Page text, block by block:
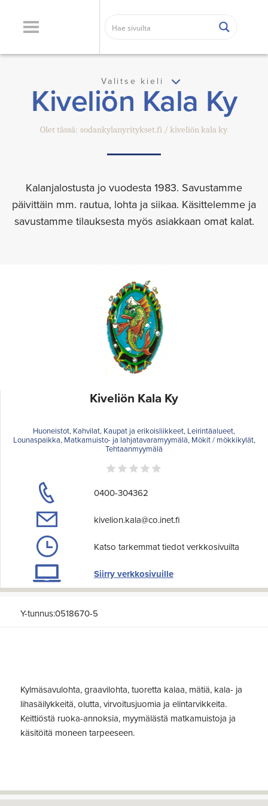
Valitse kieli
Kiveliön Kala Ky
Olet tässä: sodankylanyritykset.fi kiveliön kala ky
Kalanjalostusta jo vuodesta 1983. Savustamme
päivittäin mm. rautua, lohta ja siikaa. Käsittelemme ja
savustamme tilauksesta myös asiakkaan omat kalat.
Kiveliön Kala Ky
Huoneistot, Kahvilat, Kaupat ja erikoisliikkeet, Leirintäalueet,
Lounaspaikka, Matkamuisto- ja lahjatavaramyymälä, Mökit / mökkikylät,
Tehtaanmyymälä
0400-304362
kivelion.kala@co.inet.fi
Katso tarkemmat tiedot verkkosivuilta
Siirry verkkosivuille
Y-tunnus:0518670-5
Kylmäsavulohta, graavilohta, tuoretta kalaa, mätiä, kala- ja
lihasäilykkeitä, olutta, virvoitusjuomia ja elintarvikkeita.
Keittiöstä ruoka-annoksia, myymälästä matkamuistoja ja
käsitöitä moneen tarpeeseen.